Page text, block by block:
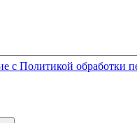
с Политикой обработки